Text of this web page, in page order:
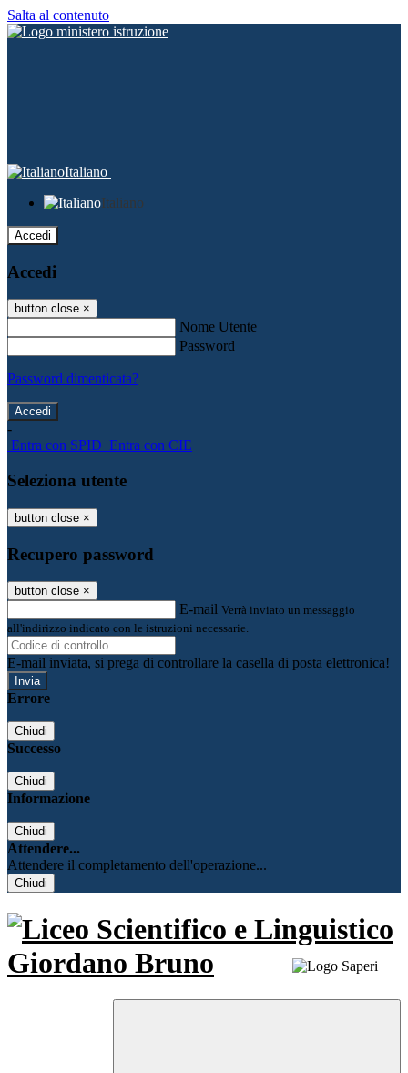
Salta al contenuto
Italiano
Italiano
Accedi
Accedi
button close ×
Nome Utente
Password
Password dimenticata?
-
Entra con SPID Entra con CIE
Seleziona utente
button close ×
Recupero password
button close ×
E-mail Verrà inviato un messaggio
all'indirizzo indicato con le istruzioni necessarie.
E-mail inviata, si prega di controllare la casella di posta elettronica!
Errore
Chiudi
Successo
Chiudi
Informazione
Chiudi
Attendere...
Attendere il completamento dell'operazione...
Chiudi